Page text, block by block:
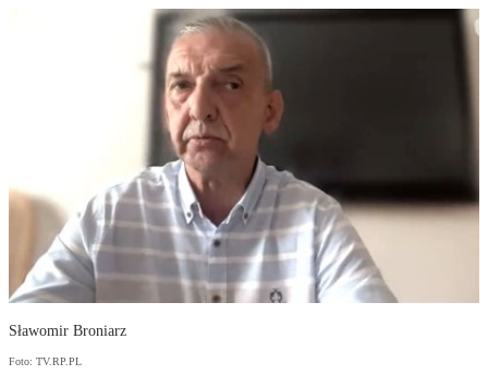
Sławomir Broniarz
Foto: TV.RP.PL